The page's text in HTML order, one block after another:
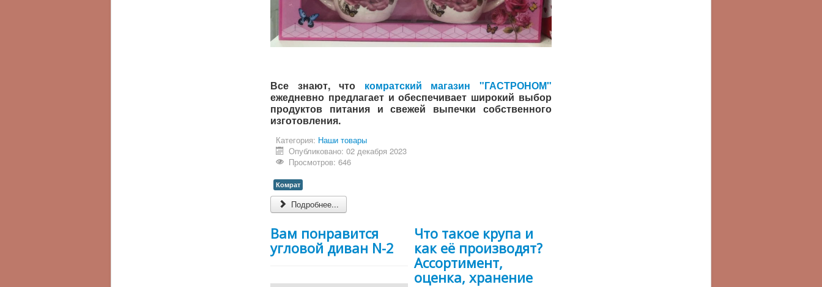
Все знают, что комратский магазин "ГАСТРОНОМ"
ежедневно предлагает и обеспечивает широкий выбор
продуктов питания и свежей выпечки собственного
изготовления.
Категория: Наши товары
Опубликовано: 02 декабря 2023
Просмотров: 646
Комрат
Подробнее...
Вам понравится
угловой диван N-2
Что такое крупа и
как её производят?
Ассортимент,
оценка, хранение